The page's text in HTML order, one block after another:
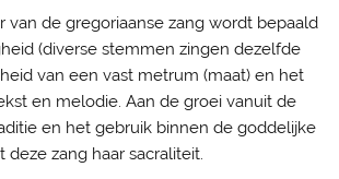
van de gregoriaanse zang wordt bepaald
(diverse stemmen zingen dezelfde
van een vast metrum (maat) en het
en melodie. Aan de groei vanuit de
en het gebruik binnen de goddelijke
zang haar sacraliteit.